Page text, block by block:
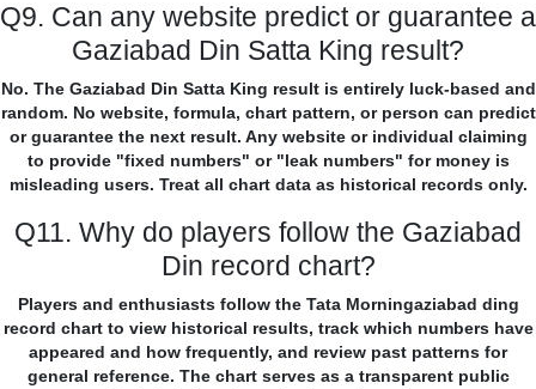
Q9. Can any website predict or guarantee a
Gaziabad Din Satta King result?
No. The Gaziabad Din Satta King result is entirely luck-based and
random. No website, formula, chart pattern, or person can predict
or guarantee the next result. Any website or individual claiming
to provide "fixed numbers" or "leak numbers" for money is
misleading users. Treat all chart data as historical records only.
Q11. Why do players follow the Gaziabad
Din record chart?
Players and enthusiasts follow the Tata Morningaziabad ding
record chart to view historical results, track which numbers have
appeared and how frequently, and review past patterns for
general reference. The chart serves as a transparent public